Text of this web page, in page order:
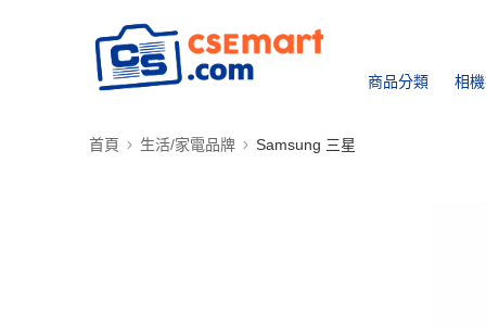
商品分類 相
首頁 生活/家電品牌 Samsung 三星